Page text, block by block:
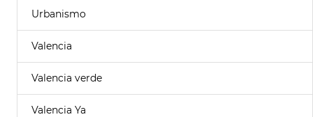
Urbanismo
Valencia
Valencia verde
Valencia Ya